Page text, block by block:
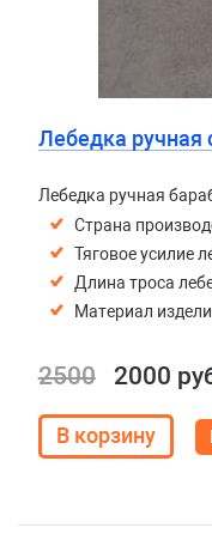
Лебедка ручная
Лебедка ручная
Страна
Тяговое усилие
Длина троса
Материал
2500 2000